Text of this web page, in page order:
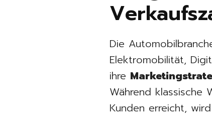
Die
Elektromobilität,
ihre
Während klassische
Kunden erreicht, wird